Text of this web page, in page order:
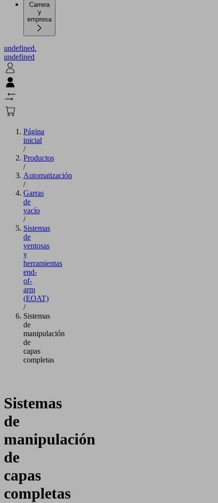
Carrera
y
empresa
undefined.
undefined
Página
inicial
/
Productos
/
Automatización
/
Garras
de
vacío
/
Sistemas
de
ventosas
y
herramientas
end-
of-
arm
(EOAT)
/
Sistemas
de
manipulación
de
capas
completas
Sistemas
de
manipulación
de
capas
completas